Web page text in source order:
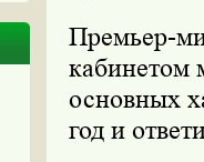
Премьер-
кабинетом
основных
год и